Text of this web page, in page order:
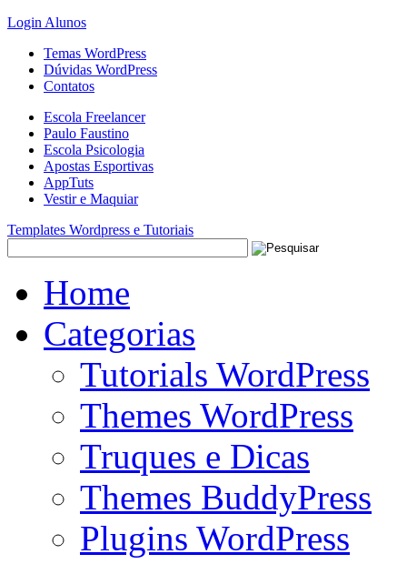
Login Alunos
Temas WordPress
Dúvidas WordPress
Contatos
Escola Freelancer
Paulo Faustino
Escola Psicologia
Apostas Esportivas
AppTuts
Vestir e Maquiar
Templates Wordpress e Tutoriais
Home
Categorias
Tutorials WordPress
Themes WordPress
Truques e Dicas
Themes BuddyPress
Plugins WordPress